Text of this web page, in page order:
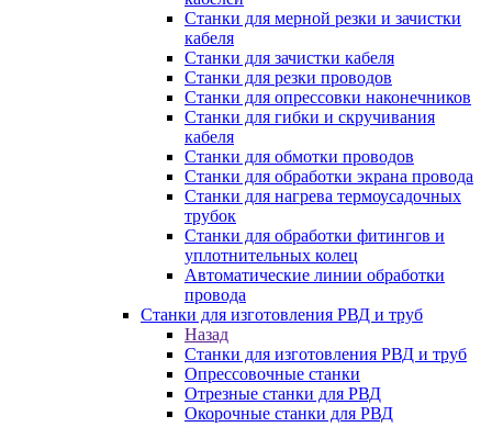
Станки для мерной резки и зачистки
кабеля
Станки для зачистки кабеля
Станки для резки проводов
Станки для опрессовки наконечников
Станки для гибки и скручивания
кабеля
Станки для обмотки проводов
Станки для обработки экрана провода
Станки для нагрева термоусадочных
трубок
Станки для обработки фитингов и
уплотнительных колец
Автоматические линии обработки
провода
Станки для изготовления РВД и труб
Назад
Станки для изготовления РВД и труб
Опрессовочные станки
Отрезные станки для РВД
Окорочные станки для РВД